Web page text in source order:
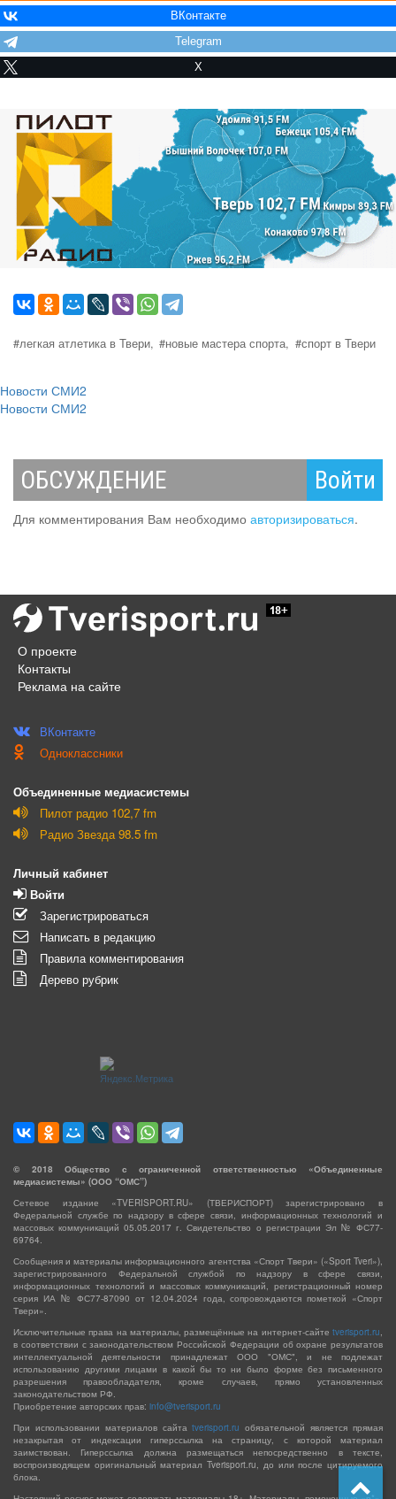
ВКонтакте
Telegram
X
#легкая атлетика в Твери, #новые мастера спорта, #спорт в Твери
Новости СМИ2
Новости СМИ2
ОБСУЖДЕНИЕ Войти
Для комментирования Вам необходимо авторизироваться.
О проекте
Контакты
Реклама на сайте
ВКонтакте
Одноклассники
Объединенные медиасистемы
Пилот радио 102,7 fm
Радио Звезда 98.5 fm
Личный кабинет
Войти
Зарегистрироваться
Написать в редакцию
Правила комментирования
Дерево рубрик
© 2018 Общество с ограниченной ответственностью «Объединенные
медиасистемы» (ООО “ОМС”)
Сетевое издание «TVERISPORT.RU» (ТВЕРИСПОРТ) зарегистрировано в
Федеральной службе по надзору в сфере связи, информационных технологий и
массовых коммуникаций 05.05.2017 г. Свидетельство о регистрации Эл № ФС77-
69764.
Сообщения и материалы информационного агентства «Спорт Твери» («Sport Tveri»),
зарегистрированного Федеральной службой по надзору в сфере связи,
информационных технологий и массовых коммуникаций, регистрационный номер
серия ИА № ФС77-87090 от 12.04.2024 года, сопровождаются пометкой «Спорт
Твери».
Исключительные права на материалы, размещённые на интернет-сайте tverisport.ru,
в соответствии с законодательством Российской Федерации об охране результатов
интеллектуальной деятельности принадлежат ООО "ОМС", и не подлежат
использованию другими лицами в какой бы то ни было форме без письменного
разрешения правообладателя, кроме случаев, прямо установленных
законодательством РФ.
Приобретение авторских прав: info@tverisport.ru
При использовании материалов сайтаtverisport.ru обязательной является прямая
незакрытая от индексации гиперссылка на страницу, с которой материал
заимствован. Гиперссылка должна размещаться непосредственно в тексте,
воспроизводящем оригинальный материал Tverisport.ru, до или после цитируемого
блока.